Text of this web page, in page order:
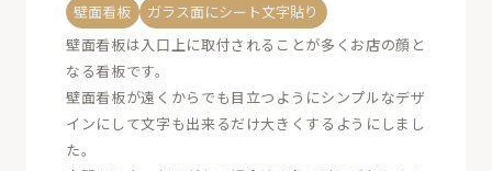
壁面看板
ガラス面にシート文字貼り
壁面看板は入口上に取付されることが多くお店の顔と
なる看板です。
壁面看板が遠くからでも目立つようにシンプルなデザ
インにして文字も出来るだけ大きくするようにしまし
た。